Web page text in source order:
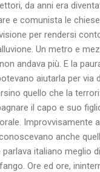
da anni era
e comunista le
per rendersi
Un metro e
andava più. E la
aiutarla per via
quello che la
il capo e suo
Improvvisamente
anche
italiano meglio
Ore ed ore,